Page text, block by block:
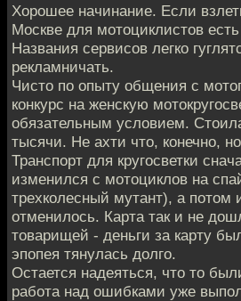
Хорошее начинание. Если
Москве для мотоциклистов
Названия сервисов легко
рекламничать.
Чисто по опыту общения с
конкурс на женскую
обязательным условием.
тысячи. Не ахти что, конечно,
Транспорт для кругосветки
изменился с мотоциклов на
трехколесный мутант), а потом
отменилось. Карта так и не
товарищей - деньги за карту
эпопея тянулась долго.
Остается надеяться, что то
работа над ошибками уже